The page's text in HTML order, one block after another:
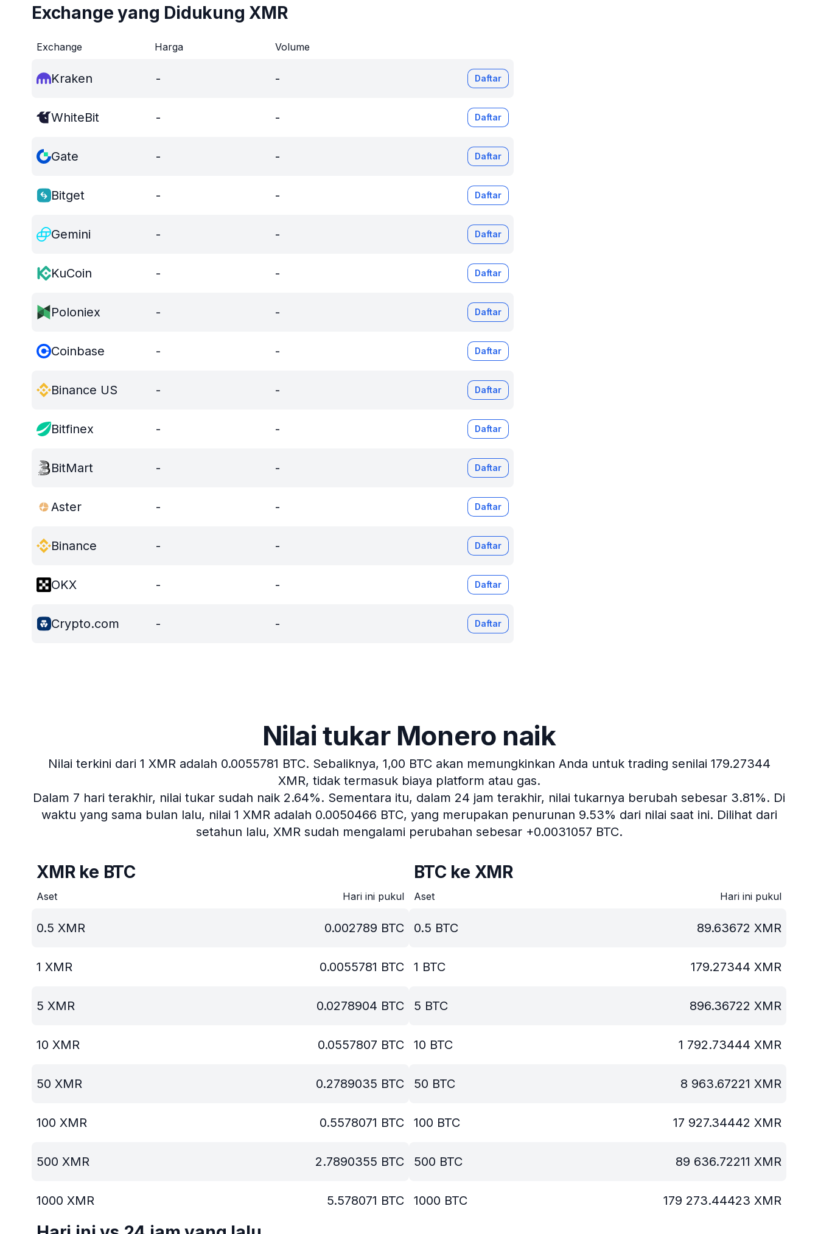
Exchange yang Didukung XMR
Exchange Harga Volume
Kraken - - Daftar
WhiteBit - - Daftar
Gate - - Daftar
Bitget - - Daftar
Gemini - - Daftar
KuCoin - - Daftar
Poloniex - - Daftar
Coinbase - - Daftar
Binance US - - Daftar
Bitfinex - - Daftar
BitMart - - Daftar
Aster - - Daftar
Binance - - Daftar
OKX - - Daftar
Crypto.com - - Daftar
Nilai tukar Monero naik
Nilai terkini dari 1 XMR adalah 0.0055781 BTC. Sebaliknya, 1,00 BTC akan memungkinkan Anda untuk trading senilai 179.27344
XMR, tidak termasuk biaya platform atau gas.
Dalam 7 hari terakhir, nilai tukar sudah naik 2.64%. Sementara itu, dalam 24 jam terakhir, nilai tukarnya berubah sebesar 3.81%. Di
waktu yang sama bulan lalu, nilai 1 XMR adalah 0.0050466 BTC, yang merupakan penurunan 9.53% dari nilai saat ini. Dilihat dari
setahun lalu, XMR sudah mengalami perubahan sebesar +0.0031057 BTC.
XMR ke BTC
Aset Hari ini pukul
0.5 XMR 0.002789 BTC
1 XMR 0.0055781 BTC
5 XMR 0.0278904 BTC
10 XMR 0.0557807 BTC
50 XMR 0.2789035 BTC
100 XMR 0.5578071 BTC
500 XMR 2.7890355 BTC
1000 XMR 5.578071 BTC
BTC ke XMR
Aset Hari ini pukul
0.5 BTC 89.63672 XMR
1 BTC 179.27344 XMR
5 BTC 896.36722 XMR
10 BTC 1 792.73444 XMR
50 BTC 8 963.67221 XMR
100 BTC 17 927.34442 XMR
500 BTC 89 636.72211 XMR
1000 BTC 179 273.44423 XMR